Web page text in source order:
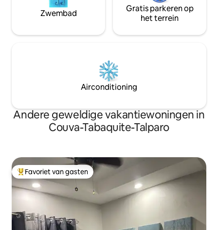
Zwembad
Gratis parkeren op
het terrein
Airconditioning
Andere geweldige vakantiewoningen in
Couva-Tabaquite-Talparo
Topfavoriet van gasten
Favoriet van gasten